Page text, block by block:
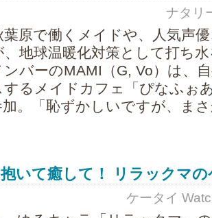
ナタリ
葉原で働くメイドや、人気声
、地球温暖化対策として打ち
ンバーのMAMI（G, Vo）は、
するメイドカフェ「ぴなふぉ
。「恥ずかしいですが、ま
いて癒して！ リラックマ
ケータイ